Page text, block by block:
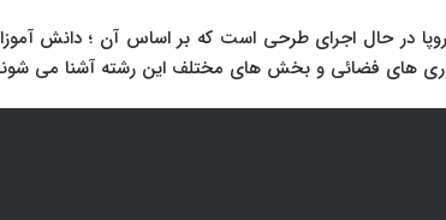
در حال اجرای طرحی است که بر اساس آن ؛ دانش
های فضائی و بخش های مختلف این رشته آشنا می